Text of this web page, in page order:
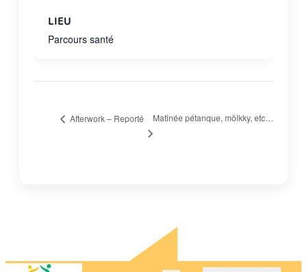
LIEU
Parcours santé
Afterwork – Reporté Matinée pétanque, mölkky, etc…